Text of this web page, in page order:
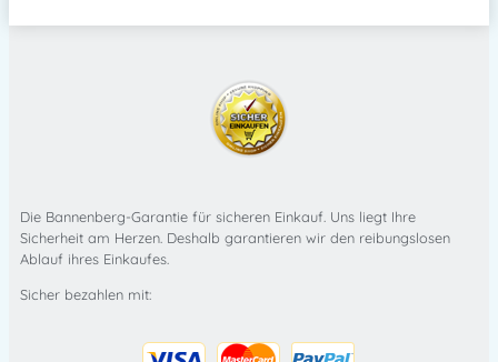
Die Bannenberg-Garantie für sicheren Einkauf. Uns liegt Ihre
Sicherheit am Herzen. Deshalb garantieren wir den reibungslosen
Ablauf ihres Einkaufes.
Sicher bezahlen mit: